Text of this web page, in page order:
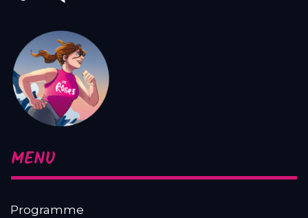
MENU
Programme